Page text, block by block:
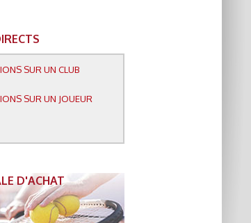
SUR UN CLUB
SUR UN JOUEUR
D'ACHAT